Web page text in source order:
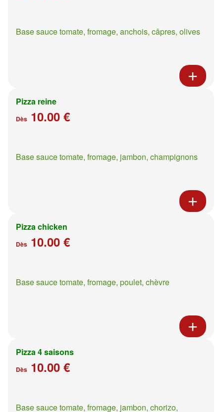
Base sauce tomate, fromage, anchois, câpres, olives
Pizza reine
Dès 10.00 €
Base sauce tomate, fromage, jambon, champignons
Pizza chicken
Dès 10.00 €
Base sauce tomate, fromage, poulet, chèvre
Pizza 4 saisons
Dès 10.00 €
Base sauce tomate, fromage, jambon, chorizo,